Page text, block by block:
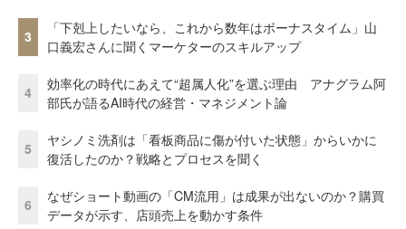
3
「下剋上したいなら、これから数年はボーナスタイム」山
口義宏さんに聞くマーケターのスキルアップ
4
効率化の時代にあえて“超属人化”を選ぶ理由 アナグラム阿
部氏が語るAI時代の経営・マネジメント論
5
ヤシノミ洗剤は「看板商品に傷が付いた状態」からいかに
復活したのか？戦略とプロセスを聞く
6
なぜショート動画の「CM流用」は成果が出ないのか？購買
データが示す、店頭売上を動かす条件